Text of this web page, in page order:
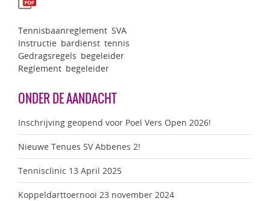
Tennisbaanreglement SVA
Instructie bardienst tennis
Gedragsregels begeleider
Reglement begeleider
ONDER DE AANDACHT
Inschrijving geopend voor Poel Vers Open 2026!
Nieuwe Tenues SV Abbenes 2!
Tennisclinic 13 April 2025
Koppeldarttoernooi 23 november 2024